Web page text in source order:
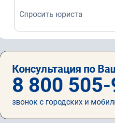
Спросить юриста
Консультация по
8 800
звонок с городских и